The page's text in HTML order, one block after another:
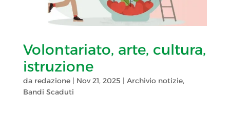
Volontariato, arte, cultura,
istruzione
da redazione| Nov 21, 2025 | Archivio notizie,
Bandi Scaduti